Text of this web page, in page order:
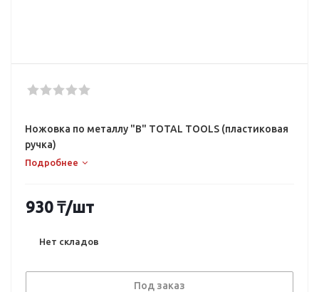
Ножовка по металлу "В" TOTAL TOOLS (пластиковая
ручка)
Подробнее
930 ₸/шт
Нет складов
Под заказ